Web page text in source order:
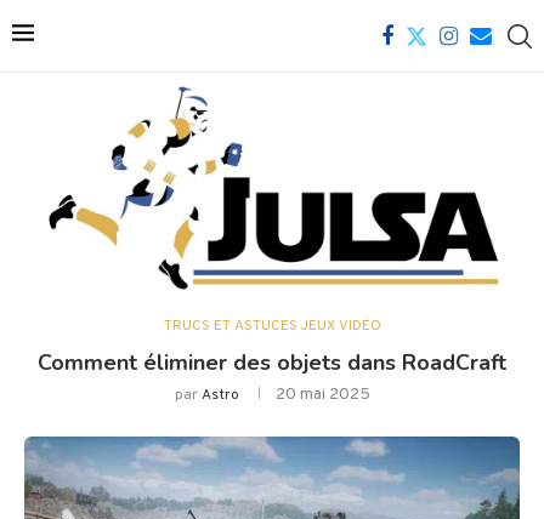
TRUCS ET ASTUCES JEUX VIDÉO
Comment éliminer des objets dans RoadCraft
parAstro 20 mai 2025